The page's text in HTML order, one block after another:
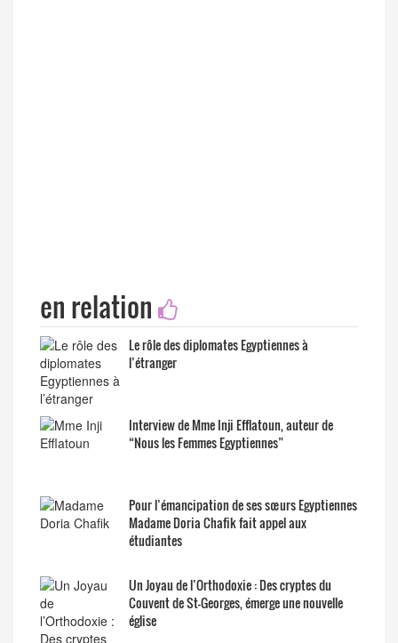
en relation
Le rôle des diplomates Egyptiennes à
l’étranger
Interview de Mme Inji Efflatoun, auteur de
“Nous les Femmes Egyptiennes”
Pour l’émancipation de ses sœurs Egyptiennes
Madame Doria Chafik fait appel aux
étudiantes
Un Joyau de l’Orthodoxie : Des cryptes du
Couvent de St-Georges, émerge une nouvelle
église